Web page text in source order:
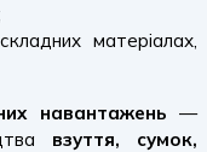
матеріалах,
навантажень —
взуття, сумок,